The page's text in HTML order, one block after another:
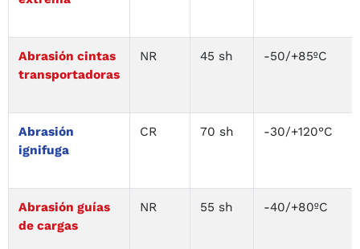
Abrasión cintas
transportadoras
NR 45 sh -50/+85ºC
Abrasión
ignifuga
CR 70 sh -30/+120°C
Abrasión guías
de cargas
NR 55 sh -40/+80ºC